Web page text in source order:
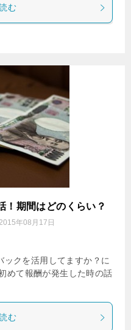
む
！期間はどのくらい？
年08月17日
クを活用してますか？に
めて報酬が発生した時の話
む